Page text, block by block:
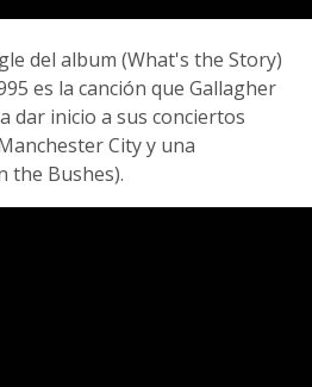
del album (What's the Story)
es la canción que Gallagher
dar inicio a sus conciertos
City y una
the Bushes).